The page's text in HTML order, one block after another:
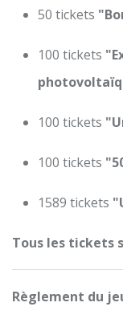
50 tickets
100 tickets
100 tickets
100 tickets
1589 tickets
Tous les tickets
Règlement du